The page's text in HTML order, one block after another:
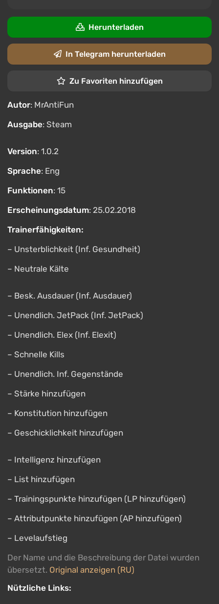
Herunterladen
In Telegram herunterladen
Zu Favoriten hinzufügen
Autor: MrAntiFun
Ausgabe: Steam
Version: 1.0.2
Sprache: Eng
Funktionen: 15
Erscheinungsdatum: 25.02.2018
Trainerfähigkeiten:
– Unsterblichkeit (Inf. Gesundheit)
– Neutrale Kälte
– Besk. Ausdauer (Inf. Ausdauer)
– Unendlich. JetPack (Inf. JetPack)
– Unendlich. Elex (Inf. Elexit)
– Schnelle Kills
– Unendlich. Inf. Gegenstände
– Stärke hinzufügen
– Konstitution hinzufügen
– Geschicklichkeit hinzufügen
– Intelligenz hinzufügen
– List hinzufügen
– Trainingspunkte hinzufügen (LP hinzufügen)
– Attributpunkte hinzufügen (AP hinzufügen)
– Levelaufstieg
Der Name und die Beschreibung der Datei wurden
übersetzt. Original anzeigen (RU)
Nützliche Links: